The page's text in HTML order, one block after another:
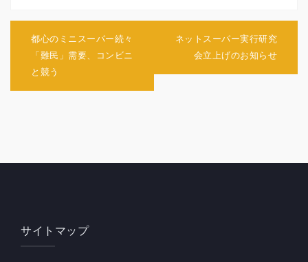
ー
都心のミニスーパー続々
「難民」需要、コンビニ
と競う
ネットスーパー実行研究
会立上げのお知らせ
サイトマップ